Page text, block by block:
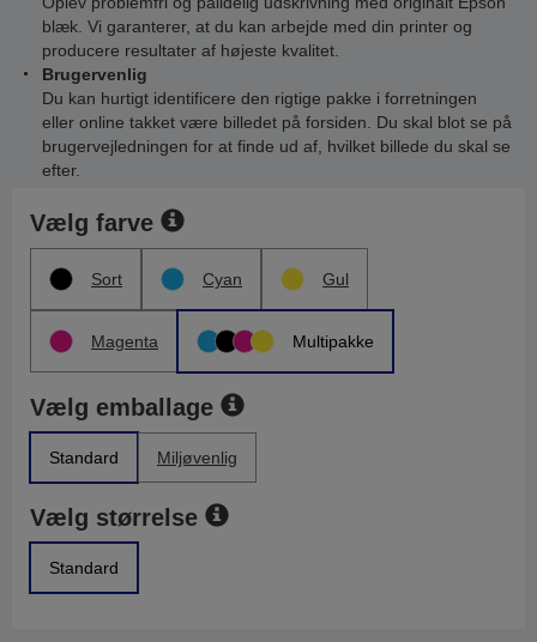
blæk. Vi garanterer, at du kan arbejde med din printer og
producere resultater af højeste kvalitet.
Brugervenlig
Du kan hurtigt identificere den rigtige pakke i forretningen
eller online takket være billedet på forsiden. Du skal blot se på
brugervejledningen for at finde ud af, hvilket billede du skal se
efter.
Vælg farve
Sort Cyan Gul
Magenta Multipakke
Vælg emballage
Standard Miljøvenlig
Vælg størrelse
Standard